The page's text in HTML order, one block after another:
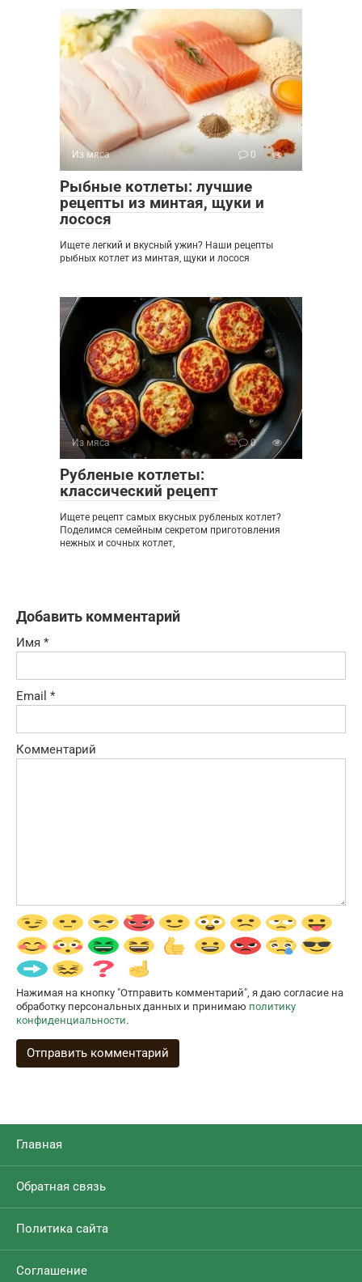
Из мяса 0
Рыбные котлеты: лучшие
рецепты из минтая, щуки и
лосося
Ищете легкий и вкусный ужин? Наши рецепты
рыбных котлет из минтая, щуки и лосося
Из мяса 0
Рубленые котлеты:
классический рецепт
Ищете рецепт самых вкусных рубленых котлет?
Поделимся семейным секретом приготовления
нежных и сочных котлет,
Добавить комментарий
Имя *
Email *
Комментарий
Нажимая на кнопку "Отправить комментарий", я даю согласие на
обработку персональных данных и принимаю политику
конфиденциальности.
Главная
Обратная связь
Политика сайта
Соглашение